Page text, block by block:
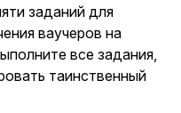
заданий для
ваучеров на
все задания,
таинственный